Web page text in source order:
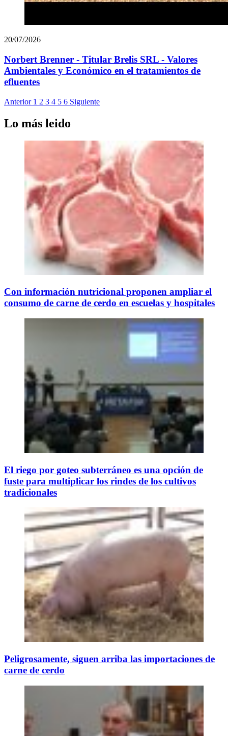
20/07/2026
Norbert Brenner - Titular Brelis SRL - Valores
Ambientales y Económico en el tratamientos de
efluentes
Anterior 1 2 3 4 5 6 Siguiente
Lo más leido
Con información nutricional proponen ampliar el
consumo de carne de cerdo en escuelas y hospitales
El riego por goteo subterráneo es una opción de
fuste para multiplicar los rindes de los cultivos
tradicionales
Peligrosamente, siguen arriba las importaciones de
carne de cerdo